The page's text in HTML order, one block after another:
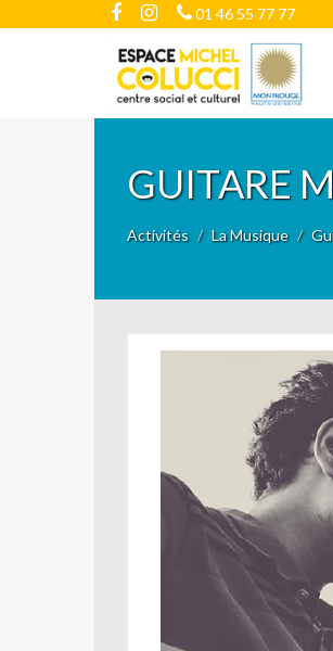
01 46 55 77 77
GUITARE
Activités La Musique